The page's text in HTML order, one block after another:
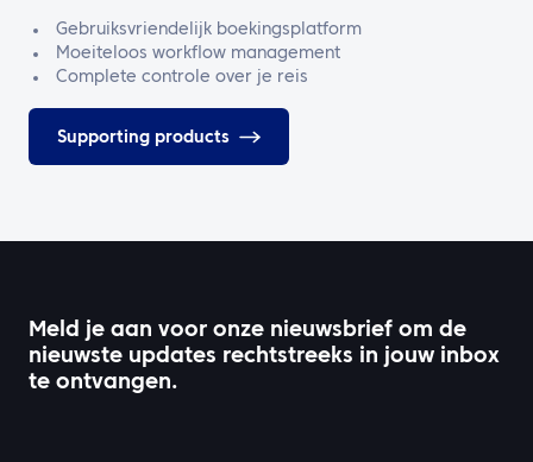
Gebruiksvriendelijk boekingsplatform
Moeiteloos workflow management
Complete controle over je reis
Supporting products
Meld je aan voor onze nieuwsbrief om de
nieuwste updates rechtstreeks in jouw inbox
te ontvangen.